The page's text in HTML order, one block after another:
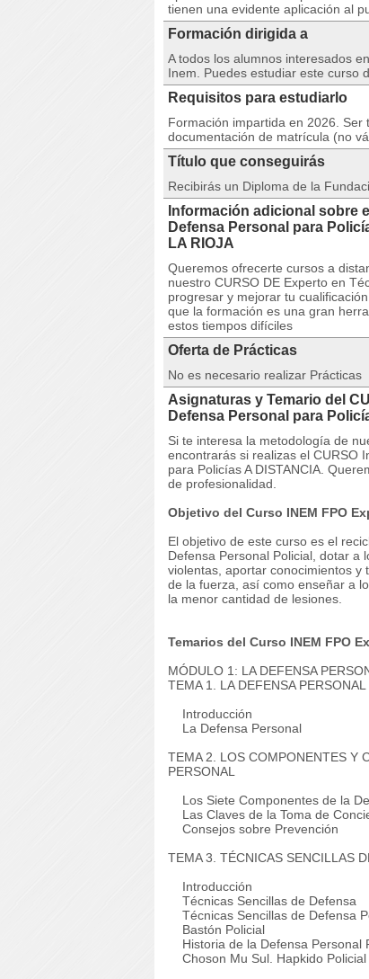
tienen una evidente aplicación al
Formación dirigida a
A todos los alumnos interesados
Inem. Puedes estudiar este curso
Requisitos para estudiarlo
Formación impartida en 2026.
documentación de matrícula (no
Título que conseguirás
Recibirás un Diploma de la
Información adicional sobre
Defensa Personal para
LA RIOJA
Queremos ofrecerte cursos a
nuestro CURSO DE Experto en
progresar y mejorar tu
que la formación es una gran
estos tiempos difíciles
Oferta de Prácticas
No es necesario realizar Prácticas
Asignaturas y Temario del
Defensa Personal para
Si te interesa la metodología de
encontrarás si realizas el CURSO
para Policías A DISTANCIA.
de profesionalidad.
Objetivo del Curso INEM FPO
El objetivo de este curso es el
Defensa Personal Policial, dotar a
violentas, aportar conocimientos y
de la fuerza, así como enseñar a
la menor cantidad de lesiones.
Temarios del Curso INEM FPO
MÓDULO 1: LA DEFENSA
TEMA 1. LA DEFENSA PERSONAL
Introducción
La Defensa Personal
TEMA 2. LOS COMPONENTES Y
PERSONAL
Los Siete Componentes de la
Las Claves de la Toma de
Consejos sobre Prevención
TEMA 3. TÉCNICAS SENCILLAS
Introducción
Técnicas Sencillas de Defensa
Técnicas Sencillas de Defensa
Bastón Policial
Historia de la Defensa Personal
Choson Mu Sul. Hapkido Policial